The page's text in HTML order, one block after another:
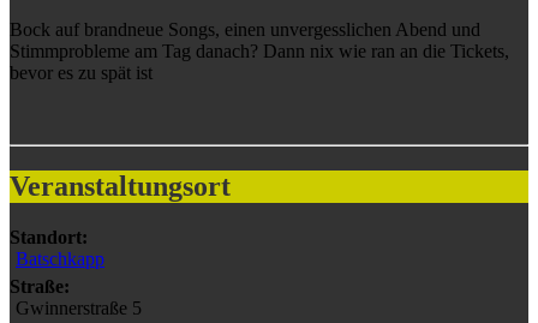
Bock auf brandneue Songs, einen unvergesslichen Abend und
Stimmprobleme am Tag danach? Dann nix wie ran an die Tickets,
bevor es zu spät ist
Veranstaltungsort
Standort:
Batschkapp
Straße:
Gwinnerstraße 5